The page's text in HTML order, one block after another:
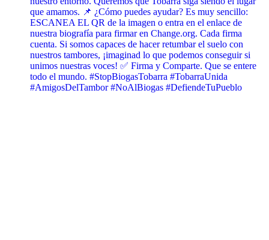
que amamos. 📌 ¿Cómo puedes ayudar? Es muy sencillo:
ESCANEA EL QR de la imagen o entra en el enlace de
nuestra biografía para firmar en Change.org. Cada firma
cuenta. Si somos capaces de hacer retumbar el suelo con
nuestros tambores, ¡imaginad lo que podemos conseguir si
unimos nuestras voces! ✅ Firma y Comparte. Que se entere
todo el mundo. #StopBiogasTobarra #TobarraUnida
#AmigosDelTambor #NoAlBiogas #DefiendeTuPueblo